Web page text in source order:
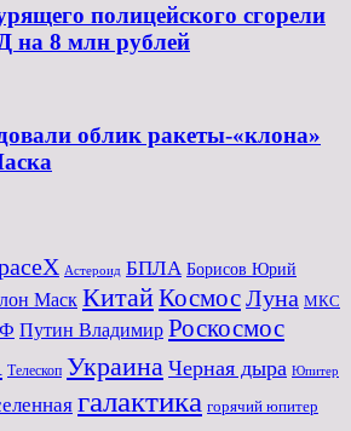
полицейского сгорели
8 млн рублей
облик ракеты-«клона»
Астероид БПЛА Борисов Юрий
Маск КитайКосмосЛуна МКС
Путин Владимир Роскосмос
Телескоп Украина Черная дыра Юпитер
галактика горячий юпитер